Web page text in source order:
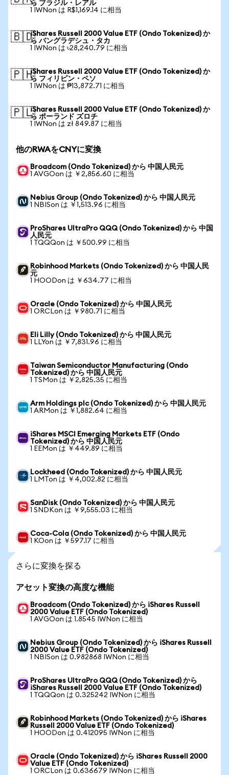
ら ブラジル・レアル
1 IWNon は R$1,169.14 に相当
🇧🇩iShares Russell 2000 Value ETF (Ondo Tokenized) か
ら バングラデシュ・タカ
1 IWNon は ৳28,240.79 に相当
🇵🇭iShares Russell 2000 Value ETF (Ondo Tokenized) か
ら フィリピン・ペソ
1 IWNon は ₱13,872.71 に相当
🇵🇱iShares Russell 2000 Value ETF (Ondo Tokenized) か
ら ポーランド ズロチ
1 IWNon は zł 849.87 に相当
他のRWAをCNYに変換
Broadcom (Ondo Tokenized) から 中国人民元
1 AVGOon は ￥2,856.60 に相当
Nebius Group (Ondo Tokenized) から 中国人民元
1 NBISon は ￥1,513.96 に相当
ProShares UltraPro QQQ (Ondo Tokenized) から 中国
人民元
1 TQQQon は ￥500.99 に相当
Robinhood Markets (Ondo Tokenized) から 中国人民
元
1 HOODon は ￥634.77 に相当
Oracle (Ondo Tokenized) から 中国人民元
1 ORCLon は ￥980.71 に相当
Eli Lilly (Ondo Tokenized) から 中国人民元
1 LLYon は ￥7,831.96 に相当
Taiwan Semiconductor Manufacturing (Ondo
Tokenized) から 中国人民元
1 TSMon は ￥2,825.35 に相当
Arm Holdings plc (Ondo Tokenized) から 中国人民元
1 ARMon は ￥1,882.64 に相当
iShares MSCI Emerging Markets ETF (Ondo
Tokenized) から 中国人民元
1 EEMon は ￥449.89 に相当
Lockheed (Ondo Tokenized) から 中国人民元
1 LMTon は ￥4,002.82 に相当
SanDisk (Ondo Tokenized) から 中国人民元
1 SNDKon は ￥9,555.03 に相当
Coca-Cola (Ondo Tokenized) から 中国人民元
1 KOon は ￥597.17 に相当
さらに変換を探る
アセット変換の高度な機能
Broadcom (Ondo Tokenized) から iShares Russell
2000 Value ETF (Ondo Tokenized)
1 AVGOon は 1.8545 IWNon に相当
Nebius Group (Ondo Tokenized) から iShares Russell
2000 Value ETF (Ondo Tokenized)
1 NBISon は 0.982868 IWNon に相当
ProShares UltraPro QQQ (Ondo Tokenized) から
iShares Russell 2000 Value ETF (Ondo Tokenized)
1 TQQQon は 0.325242 IWNon に相当
Robinhood Markets (Ondo Tokenized) から iShares
Russell 2000 Value ETF (Ondo Tokenized)
1 HOODon は 0.412095 IWNon に相当
Oracle (Ondo Tokenized) から iShares Russell 2000
Value ETF (Ondo Tokenized)
1 ORCLon は 0.636679 IWNon に相当